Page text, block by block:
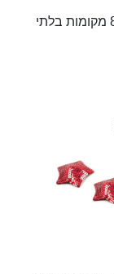
גלו את אבני החן הנסתרות של חיפה: 8 מקומות בלתי